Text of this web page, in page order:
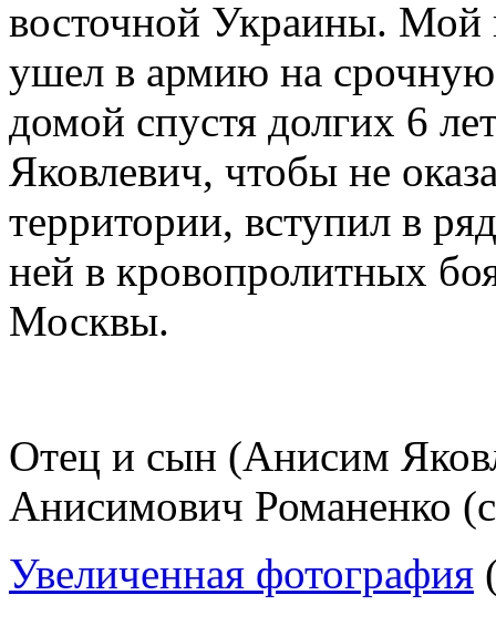
восточной Украины. Мой
ушел в армию на срочную
домой спустя долгих 6
Яковлевич, чтобы не
территории, вступил в
ней в кровопролитных
Москвы.
Отец и сын (Анисим
Анисимович Романенко
Увеличенная фотография